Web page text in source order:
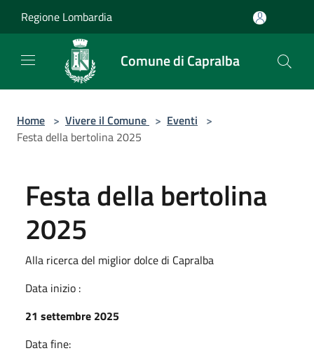
Regione Lombardia
Comune di Capralba
Home > Vivere il Comune > Eventi >
Festa della bertolina 2025
Festa della bertolina
2025
Alla ricerca del miglior dolce di Capralba
Data inizio :
21 settembre 2025
Data fine: